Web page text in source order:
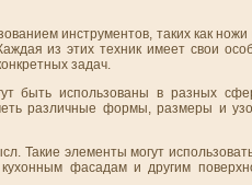
инструментов, таких как
из этих техник имеет свои
задач.
быть использованы в разных
различные формы, размеры и
Такие элементы могут
фасадам и другим